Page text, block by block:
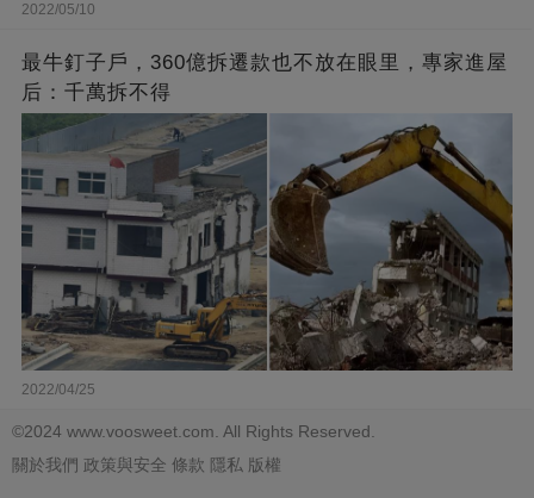
2022/05/10
最牛釘子戶，360億拆遷款也不放在眼里，專家進屋
后：千萬拆不得
2022/04/25
©2024 www.voosweet.com. All Rights Reserved.
關於我們 政策與安全 條款 隱私 版權